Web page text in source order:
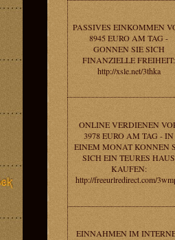
PASSIVES EINKOMMEN
8945 EURO AM TAG -
GONNEN SIE SICH
FINANZIELLE FREIHEIT:
http://xsle.net/3thka
ONLINE VERDIENEN
3978 EURO AM TAG - IN
EINEM MONAT KONNEN
SICH EIN TEURES HAUS
KAUFEN:
http://freeurlredirect.com/
EINNAHMEN IM